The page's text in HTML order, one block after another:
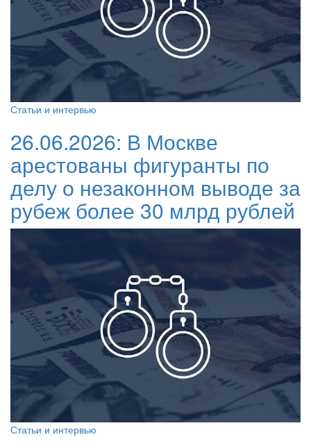
Статьи и интервью
26.06.2026: В Москве
арестованы фигуранты по
делу о незаконном выводе за
рубеж более 30 млрд рублей
Статьи и интервью